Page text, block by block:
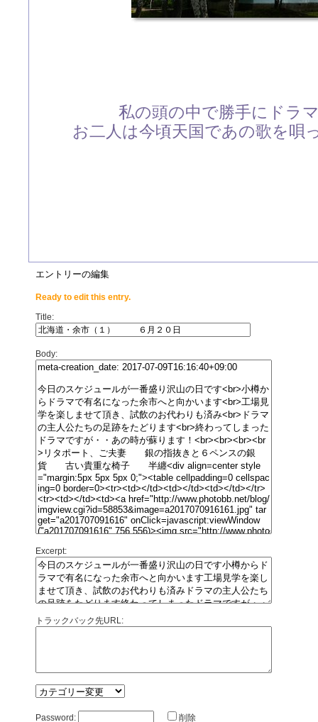
私の頭の中で勝手にドラ
お二人は今頃天国であの歌を唄
エントリーの編集
Ready to edit this entry.
Title:
Body:
Excerpt:
トラックバック先URL:
Password: 削除